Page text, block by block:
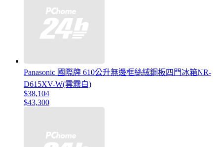
Panasonic 國際牌 610公升無邊框絲絨鋼板四門冰箱NR-
D615XV-W(雲霧白)
$38,104
$43,300